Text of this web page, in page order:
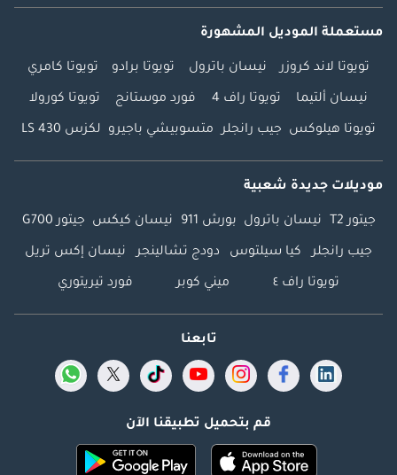
مستعملة الموديل المشهورة
تويوتا لاند كروزر نيسان باترول تويوتا برادو تويوتا كامري
نيسان ألتيما تويوتا راف 4 فورد موستانج تويوتا كورولا
تويوتا هيلوكس جيب رانجلر متسوبيشي باجيرو لكزس LS 430
موديلات جديدة شعبية
جيتور T2 نيسان باترول بورش 911 نيسان كيكس جيتور G700
جيب رانجلر كيا سيلتوس دودج تشالينجر نيسان إكس تريل
تويوتا راف ٤ ميني كوبر فورد تيريتوري
تابعنا
قم بتحميل تطبيقنا الآن